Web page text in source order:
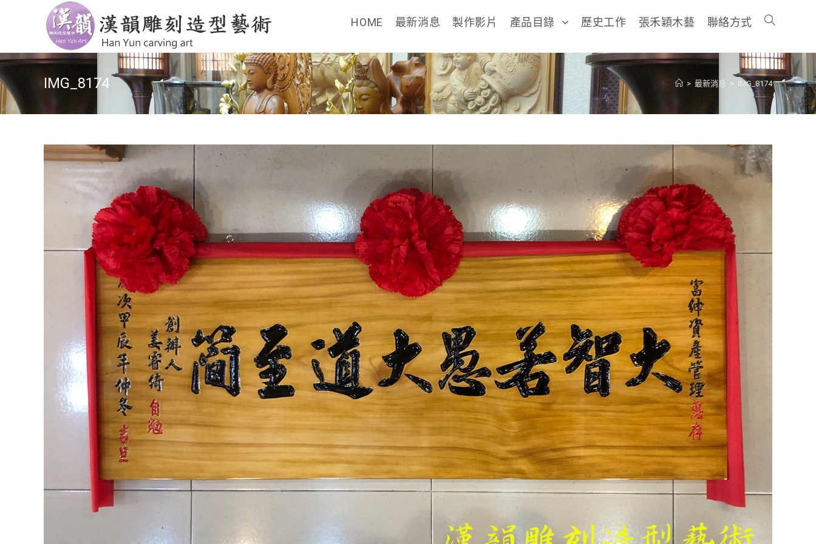
HOME 最新消息 製作影片 產品目錄 歷史工作 張禾穎木藝 聯絡方式
IMG_8174 > 最新消息 > IMG_8174